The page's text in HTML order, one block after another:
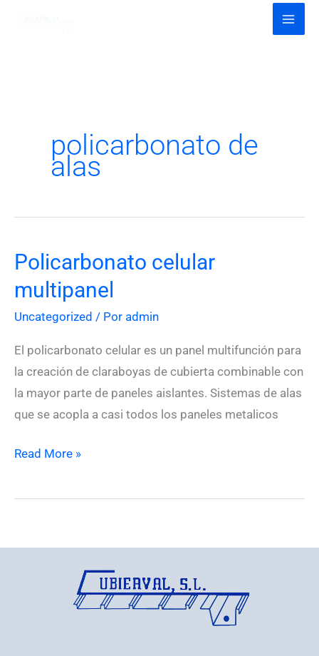
policarbonato de
alas
Policarbonato celular
multipanel
Uncategorized / Por admin
El policarbonato celular es un panel multifunción para
la creación de claraboyas de cubierta combinable con
la mayor parte de paneles aislantes. Sistemas de alas
que se acopla a casi todos los paneles metalicos
Policarbonato
celular
multipanel
Read More »